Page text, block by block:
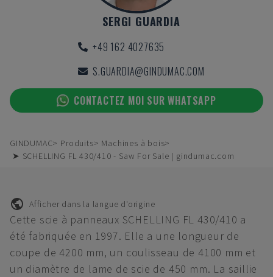
SERGI GUARDIA
+49 162 4027635
S.GUARDIA@GINDUMAC.COM
CONTACTEZ MOI SUR WHATSAPP
GINDUMAC Produits
Machines à bois
➤ SCHELLING FL 430/410 - Saw For Sale | gindumac.com
Afficher dans la langue d'origine
Cette scie à panneaux SCHELLING FL 430/410 a
été fabriquée en 1997. Elle a une longueur de
coupe de 4200 mm, un coulisseau de 4100 mm et
un diamètre de lame de scie de 450 mm. La saillie